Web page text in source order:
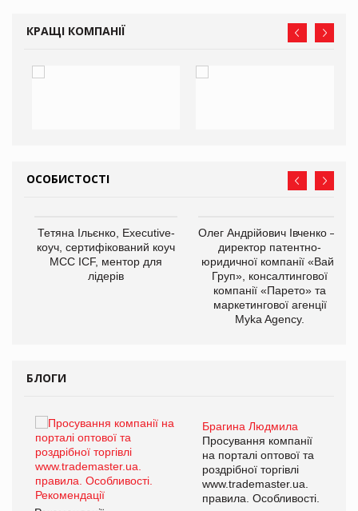
КРАЩІ КОМПАНІЇ
ОСОБИСТОСТІ
Тетяна Ільєнко, Executive-
коуч, сертифікований коуч
МСС ICF, ментор для
лідерів
Олег Андрійович Івченко —
директор патентно-
юридичної компанії «Вайз
Груп», консалтингової
компанії «Парето» та
маркетингової агенції
Myka Agency.
БЛОГИ
Брагина Людмила
Просування компанії
на порталі оптової та
роздрібної торгівлі
www.trademaster.ua.
правила. Особливості.